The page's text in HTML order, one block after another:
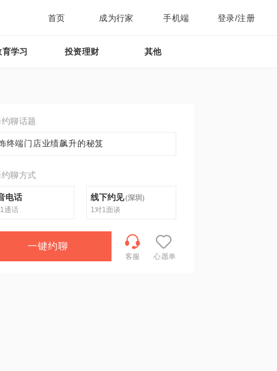
首页 成为行家 手机端 登录/注册
育学习 投资理财 其他
聊话题
终端门店业绩飙升的秘笈
聊方式
电话
通话
线下约见(深圳 )
1对1面谈
一键约聊
客服 心愿单